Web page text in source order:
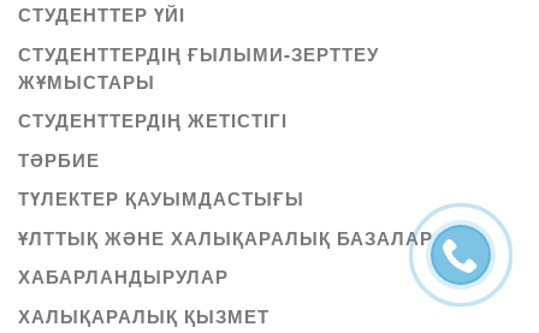
СТУДЕНТТЕР ҮЙІ
СТУДЕНТТЕРДІҢ ҒЫЛЫМИ-ЗЕРТТЕУ
ЖҰМЫСТАРЫ
СТУДЕНТТЕРДІҢ ЖЕТІСТІГІ
ТӘРБИЕ
ТҮЛЕКТЕР ҚАУЫМДАСТЫҒЫ
ҰЛТТЫҚ ЖӘНЕ ХАЛЫҚАРАЛЫҚ БАЗАЛАР
ХАБАРЛАНДЫРУЛАР
ХАЛЫҚАРАЛЫҚ ҚЫЗМЕТ